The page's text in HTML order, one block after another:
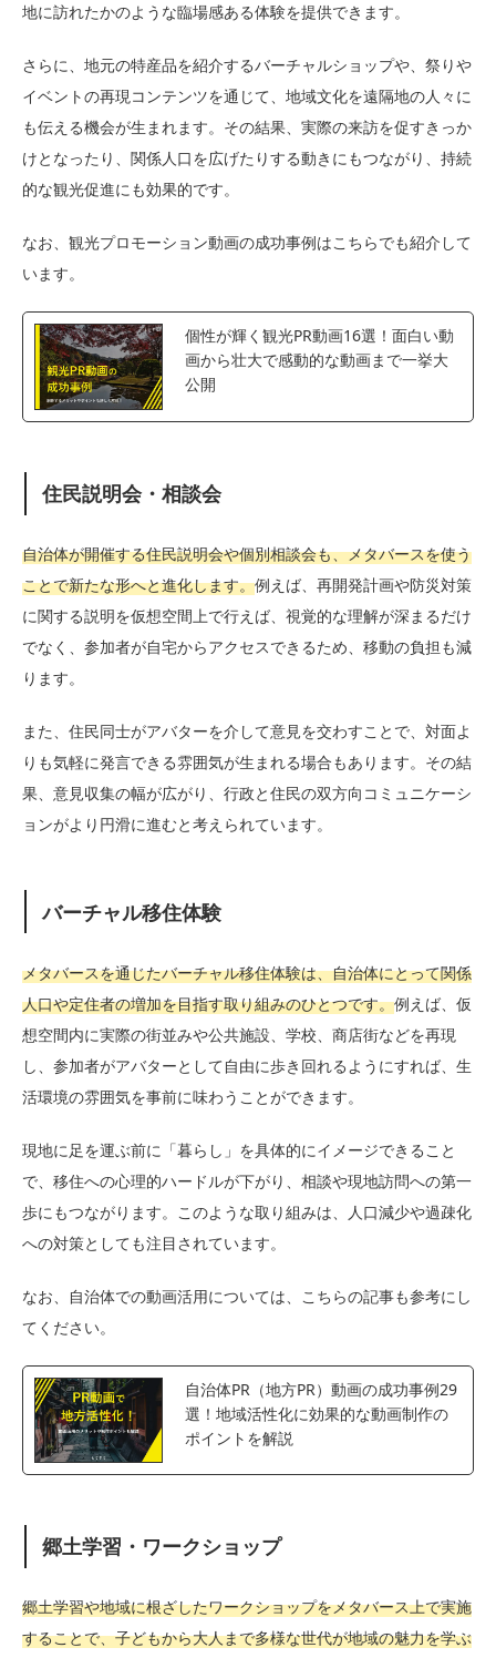
地に訪れたかのような臨場感ある体験を提供できます。
さらに、地元の特産品を紹介するバーチャルショップや、祭りや
イベントの再現コンテンツを通じて、地域文化を遠隔地の人々に
も伝える機会が生まれます。その結果、実際の来訪を促すきっか
けとなったり、関係人口を広げたりする動きにもつながり、持続
的な観光促進にも効果的です。
なお、観光プロモーション動画の成功事例はこちらでも紹介して
います。
個性が輝く観光PR動画16選！面白い動
画から壮大で感動的な動画まで一挙大
公開
住民説明会・相談会
自治体が開催する住民説明会や個別相談会も、メタバースを使う
ことで新たな形へと進化します。例えば、再開発計画や防災対策
に関する説明を仮想空間上で行えば、視覚的な理解が深まるだけ
でなく、参加者が自宅からアクセスできるため、移動の負担も減
ります。
また、住民同士がアバターを介して意見を交わすことで、対面よ
りも気軽に発言できる雰囲気が生まれる場合もあります。その結
果、意見収集の幅が広がり、行政と住民の双方向コミュニケーシ
ョンがより円滑に進むと考えられています。
バーチャル移住体験
メタバースを通じたバーチャル移住体験は、自治体にとって関係
人口や定住者の増加を目指す取り組みのひとつです。例えば、仮
想空間内に実際の街並みや公共施設、学校、商店街などを再現
し、参加者がアバターとして自由に歩き回れるようにすれば、生
活環境の雰囲気を事前に味わうことができます。
現地に足を運ぶ前に「暮らし」を具体的にイメージできること
で、移住への心理的ハードルが下がり、相談や現地訪問への第一
歩にもつながります。このような取り組みは、人口減少や過疎化
への対策としても注目されています。
なお、自治体での動画活用については、こちらの記事も参考にし
てください。
自治体PR（地方PR）動画の成功事例29
選！地域活性化に効果的な動画制作の
ポイントを解説
郷土学習・ワークショップ
郷土学習や地域に根ざしたワークショップをメタバース上で実施
することで、子どもから大人まで多様な世代が地域の魅力を学ぶ